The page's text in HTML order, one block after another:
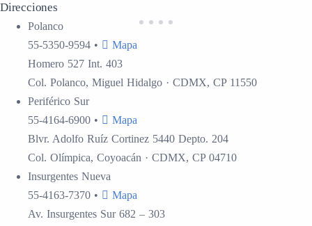
Direcciones
Polanco
55-5350-9594 •
Mapa
Homero 527 Int. 403
Col. Polanco, Miguel Hidalgo · CDMX, CP 11550
Periférico Sur
55-4164-6900 •
Mapa
Blvr. Adolfo Ruíz Cortinez 5440 Depto. 204
Col. Olímpica, Coyoacán · CDMX, CP 04710
Insurgentes Nueva
55-4163-7370 •
Mapa
Av. Insurgentes Sur 682 – 303